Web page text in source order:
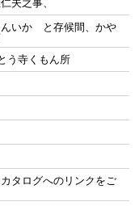
夫之事、
いかゝと存候間、かや
う寺くもん所
タログへのリンクをご